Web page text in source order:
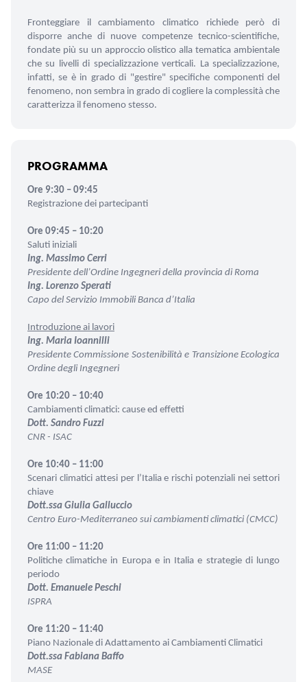
Fronteggiare il cambiamento climatico richiede però di
disporre anche di nuove competenze tecnico-scientifiche,
fondate più su un approccio olistico alla tematica ambientale
che su livelli di specializzazione verticali. La specializzazione,
infatti, se è in grado di "gestire" specifiche componenti del
fenomeno, non sembra in grado di cogliere la complessità che
caratterizza il fenomeno stesso.
PROGRAMMA
Ore 9:30 – 09:45
Registrazione dei partecipanti
Ore 09:45 – 10:20
Saluti iniziali
Ing. Massimo Cerri
Presidente dell’Ordine Ingegneri della provincia di Roma
Ing. Lorenzo Sperati
Capo del Servizio Immobili Banca d’Italia
Introduzione ai lavori
Ing. Maria Ioannilli
Presidente Commissione Sostenibilità e Transizione Ecologica
Ordine degli Ingegneri
Ore 10:20 – 10:40
Cambiamenti climatici: cause ed effetti
Dott. Sandro Fuzzi
CNR - ISAC
Ore 10:40 – 11:00
Scenari climatici attesi per l’Italia e rischi potenziali nei settori
chiave
Dott.ssa Giulia Galluccio
Centro Euro-Mediterraneo sui cambiamenti climatici (CMCC)
Ore 11:00 – 11:20
Politiche climatiche in Europa e in Italia e strategie di lungo
periodo
Dott. Emanuele Peschi
ISPRA
Ore 11:20 – 11:40
Piano Nazionale di Adattamento ai Cambiamenti Climatici
Dott.ssa Fabiana Baffo
MASE